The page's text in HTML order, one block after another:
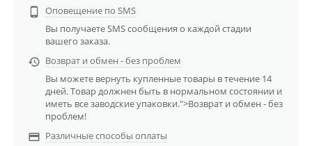

Оповещение по SMS
Вы получаете SMS сообщения о каждой стадии
вашего заказа.
 Возврат и обмен - без проблем
Вы можете вернуть купленные товары в течение 14
дней. Товар должнен быть в нормальном состоянии и
иметь все заводские упаковки.">Возврат и обмен - без
проблем!
 Различные способы оплаты